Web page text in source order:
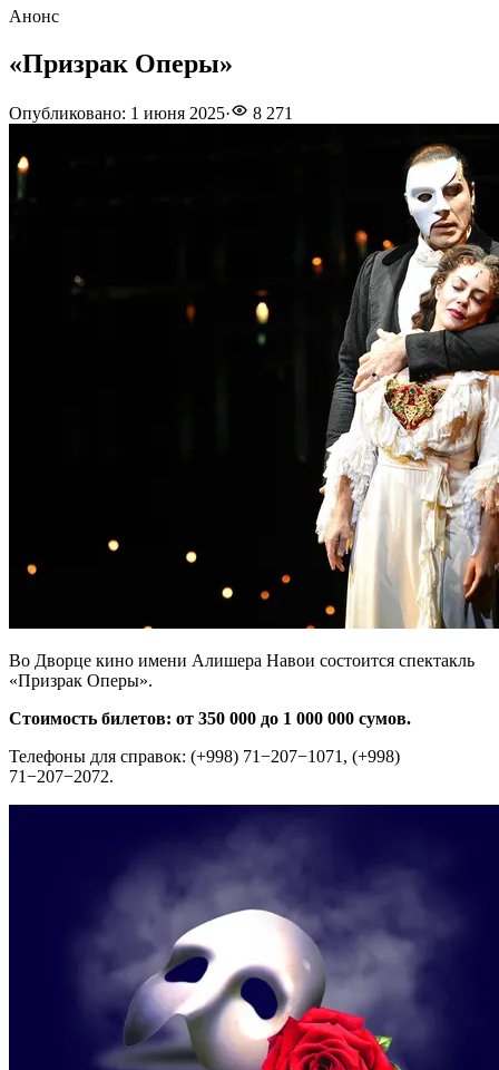
Анонс
«Призрак Оперы»
Опубликовано: 1 июня 2025· 8 271
Во Дворце кино имени Алишера Навои состоится спектакль
«Призрак Оперы».
Стоимость билетов: от 350 000 до 1 000 000 сумов.
Телефоны для справок: (+998) 71−207−1071, (+998)
71−207−2072.